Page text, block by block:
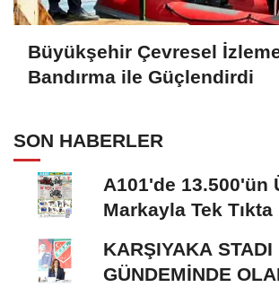
Büyükşehir Çevresel İzleme
Bandırma ile Güçlendirdi
SON HABERLER
A101'de 13.500'ün
Markayla Tek
KARŞIYAKA STADI
GÜNDEMİNDE